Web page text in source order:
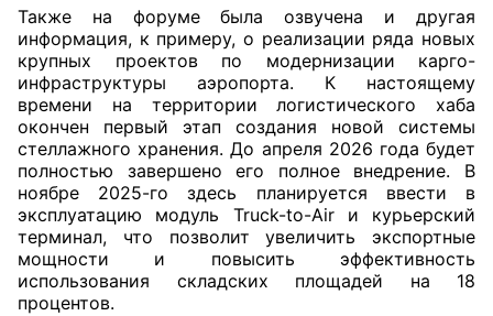
Также на форуме была озвучена и другая
информация, к примеру, о реализации ряда новых
крупных проектов по модернизации карго-
инфраструктуры аэропорта. К настоящему
времени на территории логистического хаба
окончен первый этап создания новой системы
стеллажного хранения. До апреля 2026 года будет
полностью завершено его полное внедрение. В
ноябре 2025-го здесь планируется ввести в
эксплуатацию модуль Truck-to-Air и курьерский
терминал, что позволит увеличить экспортные
мощности и повысить эффективность
использования складских площадей на 18
процентов.